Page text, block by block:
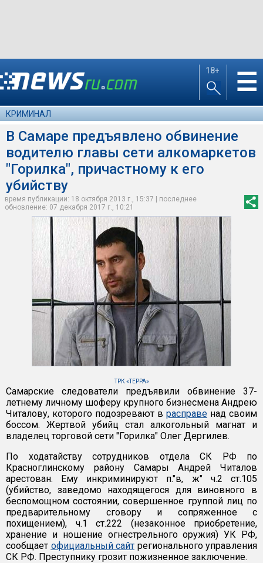
18+ ☰
КРИМИНАЛ
В Самаре предъявлено обвинение
водителю главы сети алкомаркетов
"Горилка", причастному к его
убийству
время публикации: 18 октября 2013 г., 15:37 | последнее
обновление: 07 декабря 2017 г., 10:21
ТРК «ТЕРРА»
Самарские следователи предъявили обвинение 37-
летнему личному шоферу крупного бизнесмена Андрею
Читалову, которого подозревают в расправе над своим
боссом. Жертвой убийц стал алкогольный магнат и
владелец торговой сети "Горилка" Олег Дергилев.
По ходатайству сотрудников отдела СК РФ по
Красноглинскому району Самары Андрей Читалов
арестован. Ему инкриминируют п."в, ж" ч.2 ст.105
(убийство, заведомо находящегося для виновного в
беспомощном состоянии, совершенное группой лиц по
предварительному сговору и сопряженное с
похищением), ч.1 ст.222 (незаконное приобретение,
хранение и ношение огнестрельного оружия) УК РФ,
сообщает официальный сайт регионального управления
СК РФ. Преступнику грозит пожизненное заключение.